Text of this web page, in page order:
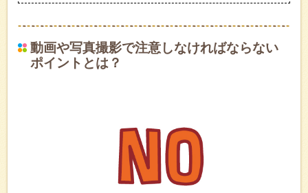
動画や写真撮影で注意しなければならない
ポイントとは？